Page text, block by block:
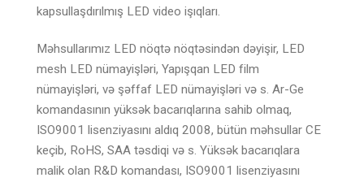
kapsullaşdırılmış LED video işıqları.
Məhsullarımız LED nöqtə nöqtəsindən dəyişir, LED
mesh LED nümayişləri, Yapışqan LED film
nümayişləri, və şəffaf LED nümayişləri və s. Ar-Ge
komandasının yüksək bacarıqlarına sahib olmaq,
ISO9001 lisenziyasını aldıq 2008, bütün məhsullar CE
keçib, RoHS, SAA təsdiqi və s. Yüksək bacarıqlara
malik olan R&D komandası, ISO9001 lisenziyasını